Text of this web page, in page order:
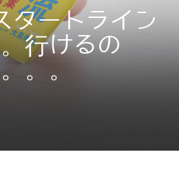
タートライン
行けるの
。。